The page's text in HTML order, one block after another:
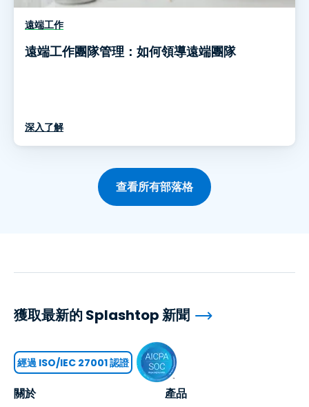
遠端工作
遠端工作團隊管理：如何領導遠端團隊
深入了解
查看所有部落格
關於 產品
獲取最新的 Splashtop 新聞
經過 ISO/IEC 27001 認證